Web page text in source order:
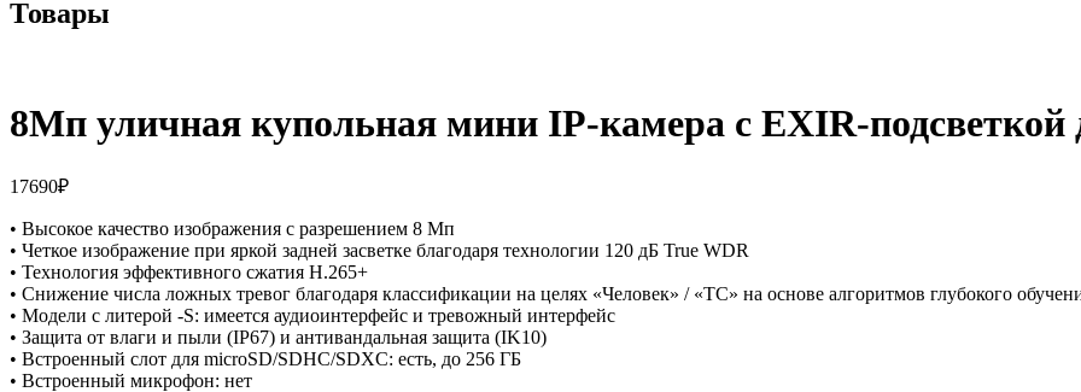
Товары
8Мп уличная купольная мини IP-камера с EXIR-
17690₽
• Высокое качество изображения с разрешением 8 Мп
• Четкое изображение при яркой задней засветке благодаря технологии 120 дБ True WDR
• Технология эффективного сжатия H.265+
• Снижение числа ложных тревог благодаря классификации на целях «Человек» / «ТС» на основе алгоритмов глубокого
• Модели с литерой -S: имеется аудиоинтерфейс и тревожный интерфейс
• Защита от влаги и пыли (IP67) и антивандальная защита (IK10)
• Встроенный слот для microSD/SDHC/SDXC: есть, до 256 ГБ
• Встроенный микрофон: нет